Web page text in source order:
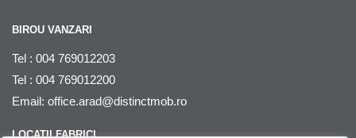
BIROU VANZARI
Tel : 004 769012203
Tel : 004 769012200
Email: office.arad@distinctmob.ro
LOCATII FABRICI